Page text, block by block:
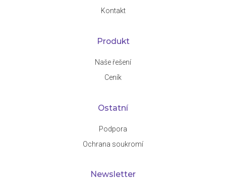
Kontakt
Produkt
Naše řešení
Ceník
Ostatní
Podpora
Ochrana soukromí
Newsletter